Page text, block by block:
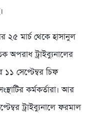
২৫ মার্চ থেকে হাসানুল
অপরাধ ট্রাইব্যুনালের
১১ সেপ্টেম্বর চিফ
কর্মকর্তারা। আর
ট্রাইব্যুনালে ফরমাল